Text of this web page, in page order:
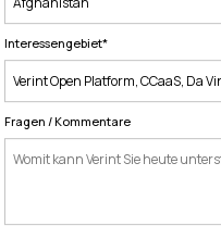
Interessengebiet*
Fragen / Kommentare